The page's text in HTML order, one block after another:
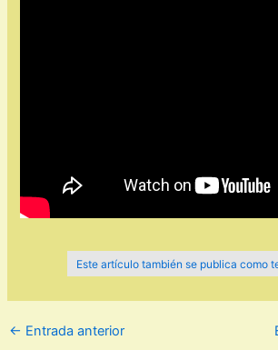
Este artículo también se publica como
← Entrada anterior